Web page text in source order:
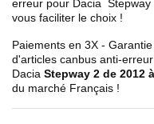
erreur pour Dacia Stepway
vous faciliter le choix !
Paiements en 3X -
d'articles canbus anti-
Dacia Stepway 2 de 2012
du marché Français !